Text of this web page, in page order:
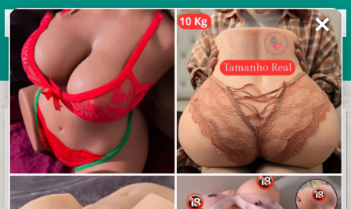
Grupos de WhatsApp 2026
+ Enviar grupo
✕